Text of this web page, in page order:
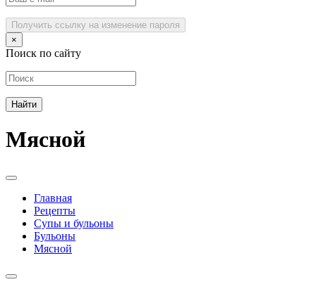
Получить ссылку на изменение пароля
×
Поиск по сайту
Мясной
Главная
Рецепты
Супы и бульоны
Бульоны
Мясной